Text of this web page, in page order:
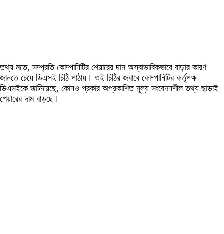
তথ্য মতে, সম্প্রতি কোম্পানিটির শেয়ারের দাম অস্বাভাবিকভাবে বাড়ার কারণ
জানতে চেয়ে ডিএসই চিঠি পাঠায়। ওই চিঠির জবাবে কোম্পানিটির কর্তৃপক্ষ
ডিএসইকে জানিয়েছে, কোনও প্রকার অপ্রকাশিত মূল্য সংবেদনশীল তথ্য ছাড়াই
শেয়ারের দাম বাড়ছে।